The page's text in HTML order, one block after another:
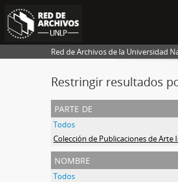
Red de Archivos de la Universidad
Restringir resultados
parte de
Todos
nombre
Todos